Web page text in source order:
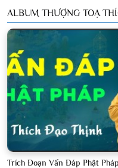
ALBUM THƯỢNG TOẠ